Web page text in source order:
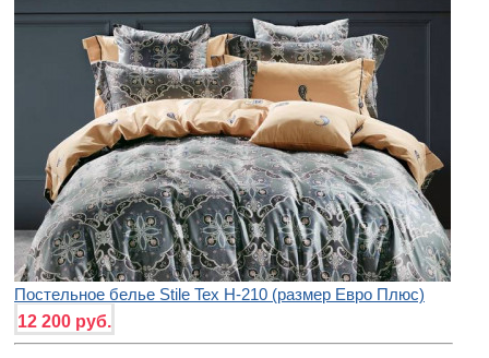
Постельное белье Stile Tex H-210 (размер Евро Плюс)
12 200 руб.